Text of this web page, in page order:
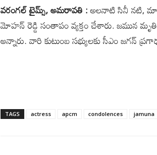
వరంగల్ టైమ్స్, అమరావతి :అలనాటి సినీ నటి,
మోహన్ రెడ్డి సంతాపం వ్యక్తం చేశారు. జమున
అన్నారు. వారి కుటుంబ సభ్యులకు సీఎం జగన్
TAGS actress apcm condolences jamuna